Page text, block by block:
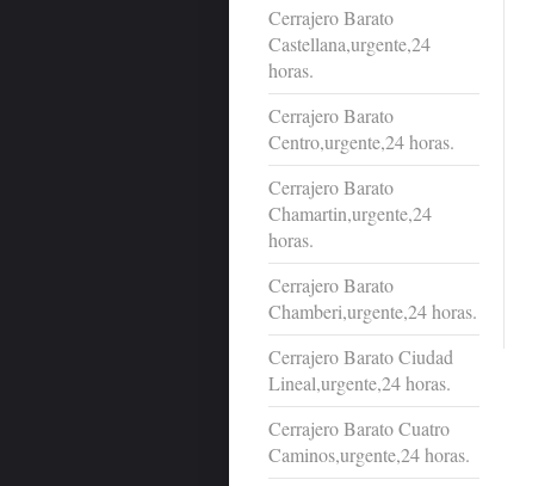
Cerrajero Barato
Castellana,urgente,24
horas.
Cerrajero Barato
Centro,urgente,24 horas.
Cerrajero Barato
Chamartin,urgente,24
horas.
Cerrajero Barato
Chamberi,urgente,24 horas.
Cerrajero Barato Ciudad
Lineal,urgente,24 horas.
Cerrajero Barato Cuatro
Caminos,urgente,24 horas.